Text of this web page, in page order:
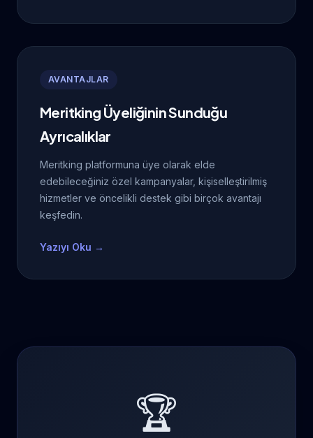
AVANTAJLAR
Meritking Üyeliğinin Sunduğu
Ayrıcalıklar
Meritking platformuna üye olarak elde
edebileceğiniz özel kampanyalar, kişiselleştirilmiş
hizmetler ve öncelikli destek gibi birçok avantajı
keşfedin.
Yazıyı Oku →
🏆